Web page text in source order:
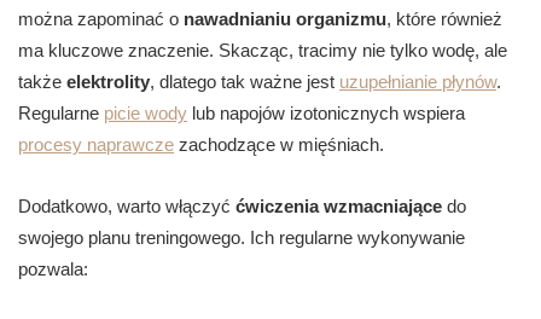
można zapominać o nawadnianiu organizmu, które również
ma kluczowe znaczenie. Skacząc, tracimy nie tylko wodę, ale
także elektrolity, dlatego tak ważne jest uzupełnianie płynów.
Regularne picie wody lub napojów izotonicznych wspiera
procesy naprawcze zachodzące w mięśniach.
Dodatkowo, warto włączyć ćwiczenia wzmacniające do
swojego planu treningowego. Ich regularne wykonywanie
pozwala: